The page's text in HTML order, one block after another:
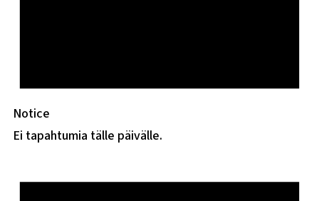
Notice
Ei tapahtumia tälle päivälle.